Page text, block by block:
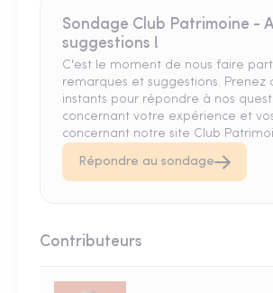
Sondage Club Patrimoine -
suggestions !
C'est le moment de nous faire
remarques et suggestions. Prenez
instants pour répondre à nos
concernant votre expérience et
concernant notre site Club
Répondre au sondage
Contributeurs